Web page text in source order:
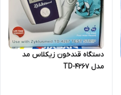
دستگاه قندخون زیکلاس مد
مدل TD-4267